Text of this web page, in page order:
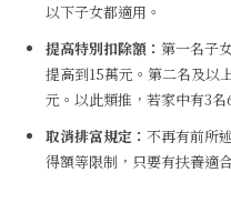
以下子女都適用。
提高特別扣除額： 第一名子
提高到15萬元。第二名及以
元。以此類推，若家中有3
取消排富規定： 不再有前所
得額等限制，只要有扶養適